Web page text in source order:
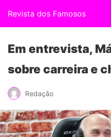
Revista dos Famosos
Em entrevista,
sobre carreira e
Redação